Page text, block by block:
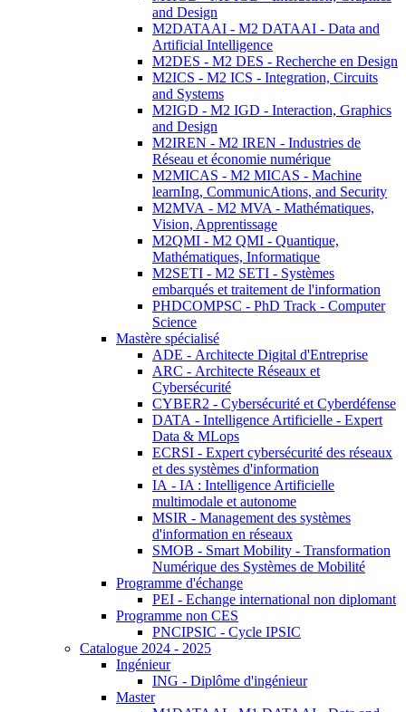
and Design
M2DATAAI - M2 DATAAI - Data and
Artificial Intelligence
M2DES - M2 DES - Recherche en Design
M2ICS - M2 ICS - Integration, Circuits
and Systems
M2IGD - M2 IGD - Interaction, Graphics
and Design
M2IREN - M2 IREN - Industries de
Réseau et économie numérique
M2MICAS - M2 MICAS - Machine
learnIng, CommunicAtions, and Security
M2MVA - M2 MVA - Mathématiques,
Vision, Apprentissage
M2QMI - M2 QMI - Quantique,
Mathématiques, Informatique
M2SETI - M2 SETI - Systèmes
embarqués et traitement de l'information
PHDCOMPSC - PhD Track - Computer
Science
Mastère spécialisé
ADE - Architecte Digital d'Entreprise
ARC - Architecte Réseaux et
Cybersécurité
CYBER2 - Cybersécurité et Cyberdéfense
DATA - Intelligence Artificielle - Expert
Data & MLops
ECRSI - Expert cybersécurité des réseaux
et des systèmes d'information
IA - IA : Intelligence Artificielle
multimodale et autonome
MSIR - Management des systèmes
d'information en réseaux
SMOB - Smart Mobility - Transformation
Numérique des Systèmes de Mobilité
Programme d'échange
PEI - Echange international non diplomant
Programme non CES
PNCIPSIC - Cycle IPSIC
Catalogue 2024 - 2025
Ingénieur
ING - Diplôme d'ingénieur
Master